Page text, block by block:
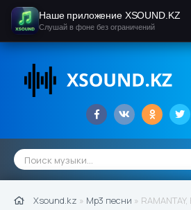
Xsound.kz » Mp3 песни » RAMANTAY,
Наше приложение XSOUND.KZ
Слушай в фоне без ограничений